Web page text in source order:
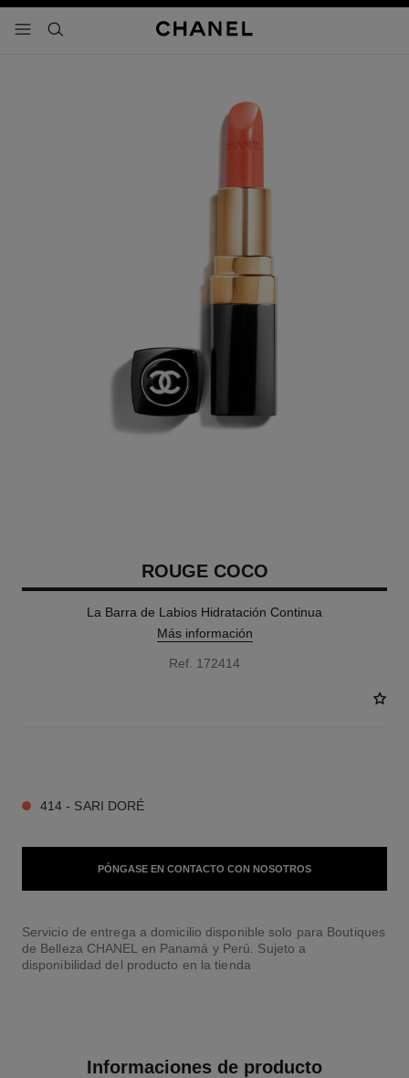
- navegación principal
buscar
ROUGE COCO
La Barra de Labios Hidratación Continua
Más información
Ref. 172414
414 - SARI DORÉ
PÓNGASE EN CONTACTO CON NOSOTROS
Servicio de entrega a domicilio disponible solo para Boutiques
de Belleza CHANEL en Panamá y Perú. Sujeto a
disponibilidad del producto en la tienda
Informaciones de producto